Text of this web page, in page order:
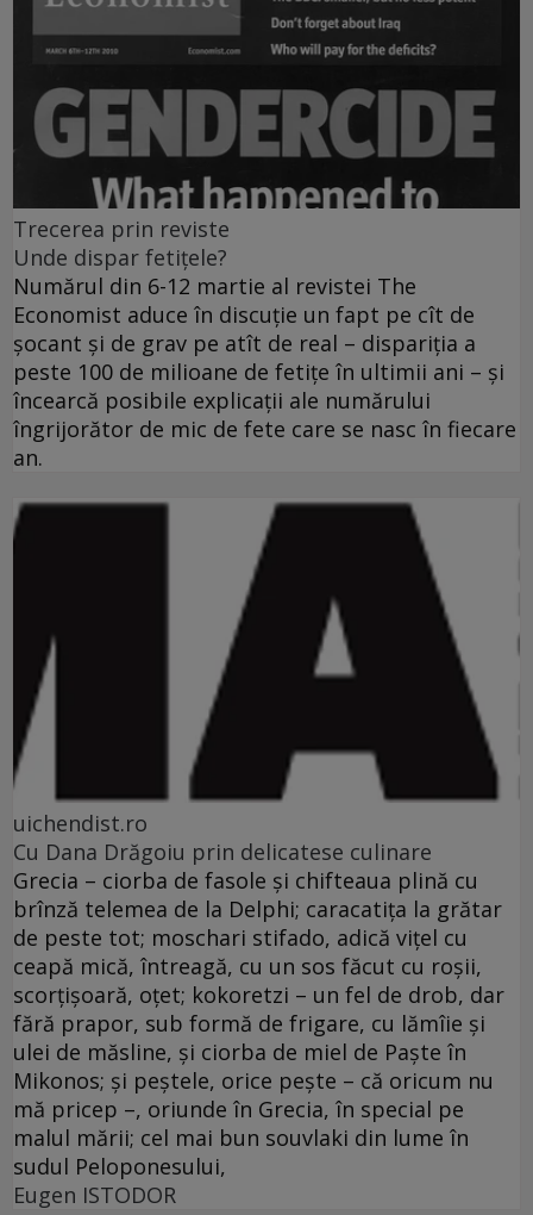
Trecerea prin reviste
Unde dispar fetiţele?
Numărul din 6-12 martie al revistei The
Economist aduce în discuţie un fapt pe cît de
şocant şi de grav pe atît de real – dispariţia a
peste 100 de milioane de fetiţe în ultimii ani – şi
încearcă posibile explicaţii ale numărului
îngrijorător de mic de fete care se nasc în fiecare
an.
uichendist.ro
Cu Dana Drăgoiu prin delicatese culinare
Grecia – ciorba de fasole şi chifteaua plină cu
brînză telemea de la Delphi; caracatiţa la grătar
de peste tot; moschari stifado, adică viţel cu
ceapă mică, întreagă, cu un sos făcut cu roşii,
scorţişoară, oţet; kokoretzi – un fel de drob, dar
fără prapor, sub formă de frigare, cu lămîie şi
ulei de măsline, şi ciorba de miel de Paşte în
Mikonos; şi peştele, orice peşte – că oricum nu
mă pricep –, oriunde în Grecia, în special pe
malul mării; cel mai bun souvlaki din lume în
sudul Peloponesului,
Eugen ISTODOR